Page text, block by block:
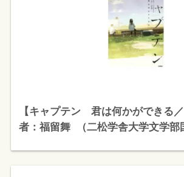
【キャプテン 君は何かができる
者：福留舞 （二松学舎大学文学部